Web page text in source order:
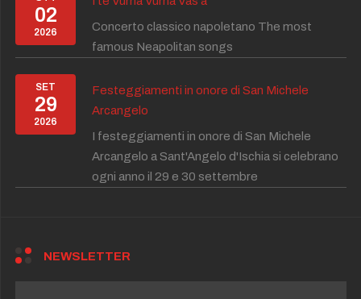
02
2026
Concerto classico napoletano The most
famous Neapolitan songs
SET
29
2026
Festeggiamenti in onore di San Michele
Arcangelo
I festeggiamenti in onore di San Michele
Arcangelo a Sant'Angelo d'Ischia si celebrano
ogni anno il 29 e 30 settembre
NEWSLETTER